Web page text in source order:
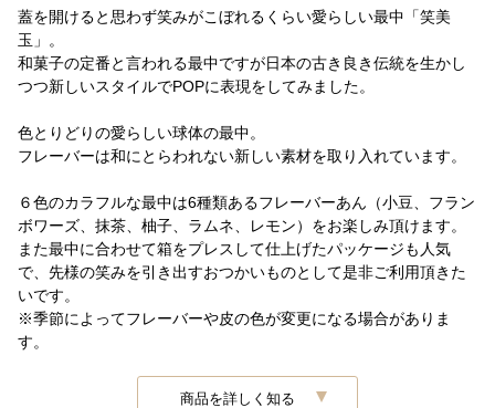
蓋を開けると思わず笑みがこぼれるくらい愛らしい最中「笑美
玉」。
和菓子の定番と言われる最中ですが日本の古き良き伝統を生かし
つつ新しいスタイルでPOPに表現をしてみました。
色とりどりの愛らしい球体の最中。
フレーバーは和にとらわれない新しい素材を取り入れています。
６色のカラフルな最中は6種類あるフレーバーあん（小豆、フラン
ボワーズ、抹茶、柚子、ラムネ、レモン）をお楽しみ頂けます。
また最中に合わせて箱をプレスして仕上げたパッケージも人気
で、先様の笑みを引き出すおつかいものとして是非ご利用頂きた
いです。
※季節によってフレーバーや皮の色が変更になる場合がありま
す。
商品を詳しく知る